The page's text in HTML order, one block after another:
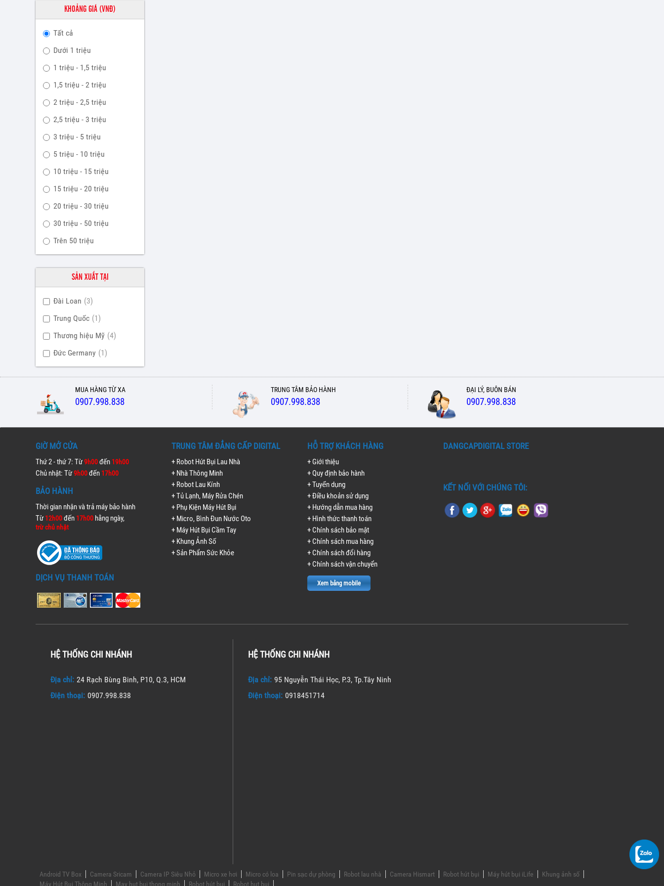
KHOẢNG GIÁ (VNĐ)
Tất cả
Dưới 1 triệu
1 triệu - 1,5 triệu
1,5 triệu - 2 triệu
2 triệu - 2,5 triệu
2,5 triệu - 3 triệu
3 triệu - 5 triệu
5 triệu - 10 triệu
10 triệu - 15 triệu
15 triệu - 20 triệu
20 triệu - 30 triệu
30 triệu - 50 triệu
Trên 50 triệu
SẢN XUẤT TẠI
Đài Loan (3)
Trung Quốc (1)
Thương hiệu Mỹ (4)
Đức Germany (1)
MUA HÀNG TỪ XA
0907.998.838
TRUNG TÂM BẢO HÀNH
0907.998.838
ĐẠI LÝ, BUÔN BÁN
0907.998.838
GIỜ MỞ CỬA
Thứ 2 - thứ 7: Từ9h00đến 19h00
Chủ nhật: Từ9h00đến 17h00
BẢO HÀNH
Thời gian nhận và trả máy bảo hành
Từ12h00đến 17h00 hằng ngày,
trừ chủ nhật
DỊCH VỤ THANH TOÁN
TRUNG TÂM ĐẲNG CẤP DIGITAL
+ Robot Hút Bụi Lau Nhà
+ Nhà Thông Minh
+ Robot Lau Kính
+ Tủ Lạnh, Máy Rửa Chén
+ Phụ Kiện Máy Hút Bụi
+ Micro, Bình Đun Nước Oto
+ Máy Hút Bụi Cầm Tay
+ Khung Ảnh Số
+ Sản Phẩm Sức Khỏe
HỖ TRỢ KHÁCH HÀNG
+ Giới thiệu
+ Quy định bảo hành
+ Tuyển dụng
+ Điều khoản sử dụng
+ Hướng dẫn mua hàng
+ Hình thức thanh toán
+ Chính sách bảo mật
+ Chính sách mua hàng
+ Chính sách đổi hàng
+ Chính sách vận chuyển
Xem bảng mobile
DANGCAPDIGITAL STORE
KẾT NỐI VỚI CHÚNG TÔI:
HỆ THỐNG CHI NHÁNH
Địa chỉ: 24 Rạch Bùng Binh, P10, Q.3, HCM
Điện thoại: 0907.998.838
HỆ THỐNG CHI NHÁNH
Địa chỉ: 95 Nguyễn Thái Học, P.3, Tp.Tây Ninh
Điện thoại: 0918451714
Android TV Box Camera Sricam Camera IP Siêu Nhỏ Micro xe hơi Micro có loa Pin sạc dự phòng Robot lau nhà Camera Hismart Robot hút bụi Máy hút bụi iLife
Khung ảnh số
Máy Hút Bụi Thông Minh
May hut bui thong minh Robot hút bụi Robot hut bui